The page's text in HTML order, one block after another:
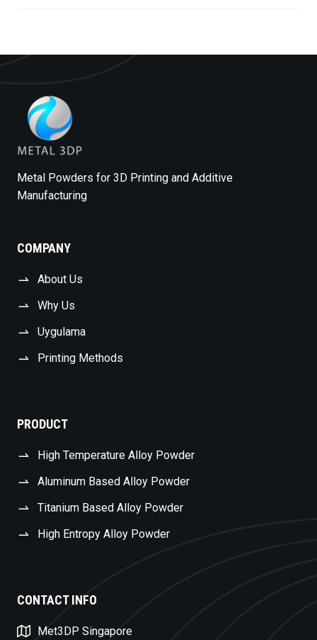
Metal Powders for 3D Printing and Additive
Manufacturing
COMPANY
About Us
Why Us
Uygulama
Printing Methods
PRODUCT
High Temperature Alloy Powder
Aluminum Based Alloy Powder
Titanium Based Alloy Powder
High Entropy Alloy Powder
CONTACT INFO
Met3DP Singapore